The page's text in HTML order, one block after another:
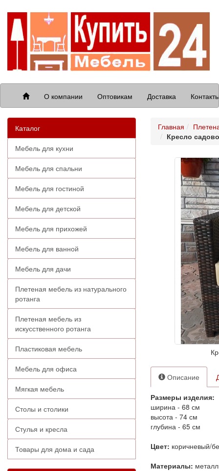
О компании Оптовикам Доставка
Каталог
Мебель для кухни
Мебель для спальни
Мебель для гостиной
Мебель для детской
Мебель для прихожей
Мебель для ванной
Мебель для дачи
Плетеная мебель из натурального
ротанга
Плетеная мебель из
искусственного ротанга
Пластиковая мебель
Мебель для офиса
Мягкая мебель
Столы и столики
Стулья и кресла
Товары для дома и сада
Главная
Кресло
Описание
Размеры изделия:
ширина - 68 см
высота - 74 см
глубина - 65 см
Цвет: коричневый/
Материалы: